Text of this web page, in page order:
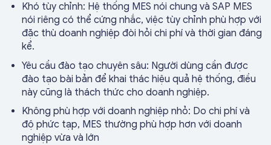
Khó tùy chỉnh: Hệ thống MES nói chung và SAP MES
nói riêng có thể cứng nhắc, việc tùy chỉnh phù hợp với
đặc thù doanh nghiệp đòi hỏi chi phí và thời gian đáng
kể.
Yêu cầu đào tạo chuyên sâu: Người dùng cần được
đào tạo bài bản để khai thác hiệu quả hệ thống, điều
này cũng là thách thức cho doanh nghiệp.
Không phù hợp với doanh nghiệp nhỏ: Do chi phí và
độ phức tạp, MES thường phù hợp hơn với doanh
nghiệp vừa và lớn